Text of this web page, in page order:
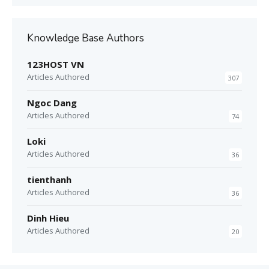
Knowledge Base Authors
123HOST VN
Articles Authored 307
Ngoc Dang
Articles Authored 74
Loki
Articles Authored 36
tienthanh
Articles Authored 36
Dinh Hieu
Articles Authored 20